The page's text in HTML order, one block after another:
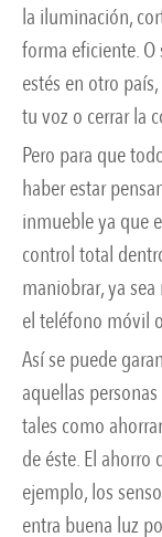
la iluminación,
forma eficiente. O
estés en otro
tu voz o cerrar la
Pero para que
haber estar
inmueble ya que
control total
maniobrar, ya
el teléfono móvil
Así se puede
aquellas
tales como
de éste. El ahorro
ejemplo, los
entra buena luz